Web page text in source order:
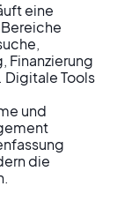
eine
Finanzierung
Digitale Tools
und
die